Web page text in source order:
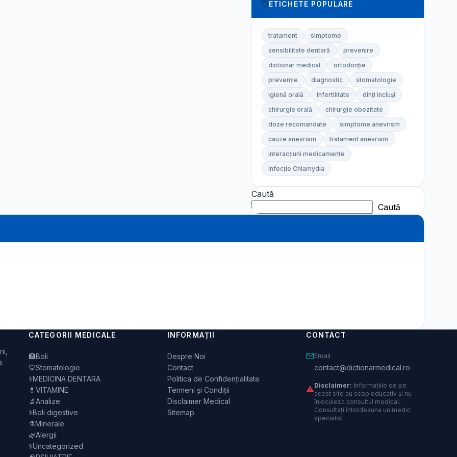
ETICHETE POPULARE
tratament
simptome
sensibilitate dentară
prevenire
dictionar medical
ortodonție
prevenție
diagnostic
stomatologie
igienă orală
infertilitate
dinți incluși
chirurgie orală
chirurgie obezitate
doze recomandate
simptome anevrism
cauze anevrism
tratament anevrism
interacțiuni medicamente
Infecție Chlamydia
Caută
Caută
CATEGORII MEDICALE
🏥Boli
🦷Stomatologie
⚕️MEDICINA DENTARA
💊 VITAMINE
🔬Analize
⚕️Boli digestive
⚗️MInerale
🌿Alergii
⚕️Uncategorized
INFORMAȚII
Despre Noi
Contact
Politica de Confidențialitate
Termeni și Condiții
Disclaimer Medical
Sitemap
CONTACT
Email
contact@dictionarmedical.ro
⚠️Disclaimer: Informațiile de pe
acest site au scop educativ și nu
înlocuiesc consultul medical.
Consultați întotdeauna un medic
specialist.